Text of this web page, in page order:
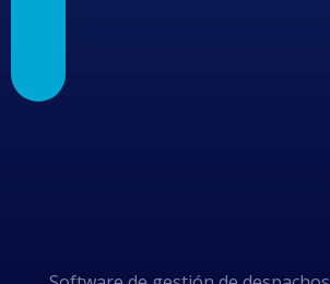
POR